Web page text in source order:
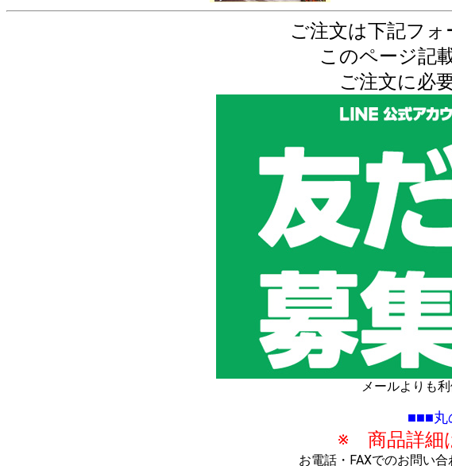
ご注文は下記フ
このページ記
ご注文に必
メールよりも
■■■丸
※ 商品詳細
お電話・FAXでのお問い